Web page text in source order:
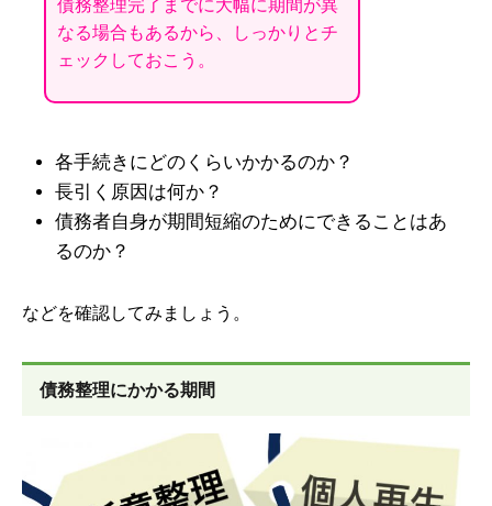
債務整理完了までに大幅に期間が異
なる場合もあるから、しっかりとチ
ェックしておこう。
各手続きにどのくらいかかるのか？
長引く原因は何か？
債務者自身が期間短縮のためにできることはあ
るのか？
などを確認してみましょう。
債務整理にかかる期間